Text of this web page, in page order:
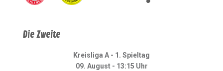
Die Zweite
Kreisliga A - 1. Spieltag
09. August - 13:15 Uhr